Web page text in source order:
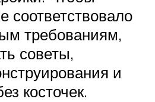
соответствовало
требованиям,
советы,
и
косточек.